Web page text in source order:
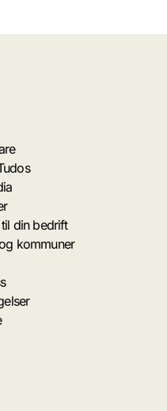
din bedrift
kommuner